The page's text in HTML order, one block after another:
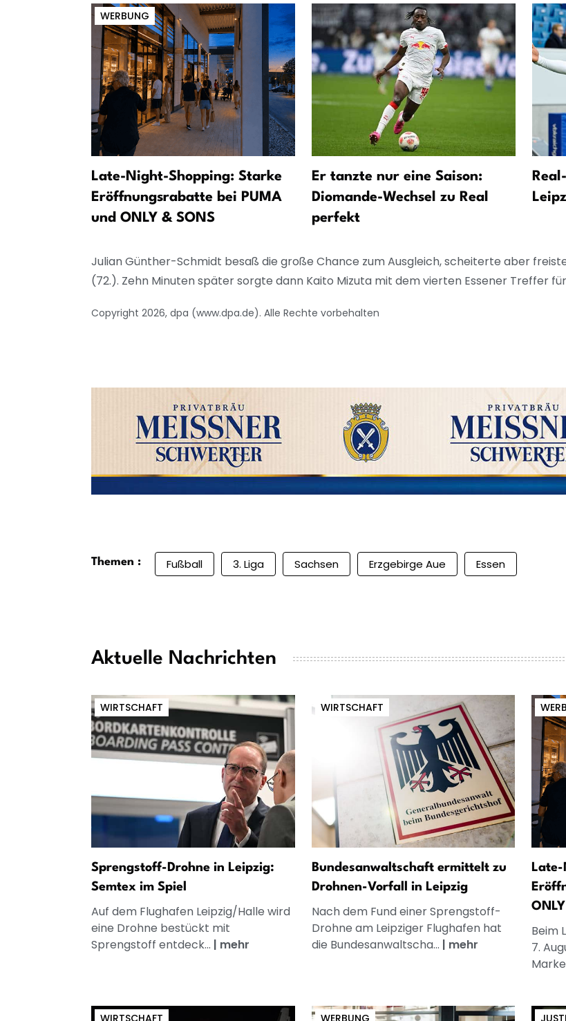
WERBUNG
Late-Night-Shopping: Starke
Eröffnungsrabatte bei PUMA
und ONLY & SONS
Er tanzte nur eine Saison:
Diomande-Wechsel zu Real
perfekt
Julian Günther-Schmidt besaß die große Chance zum Ausgleich, scheiterte aber
(72.). Zehn Minuten später sorgte dann Kaito Mizuta mit dem vierten Essener Treffer
Copyright 2026, dpa (www.dpa.de). Alle Rechte vorbehalten
Themen : Fußball 3. Liga Sachsen Erzgebirge Aue Essen
Aktuelle Nachrichten
WIRTSCHAFT
Sprengstoff-Drohne in Leipzig:
Semtex im Spiel
Auf dem Flughafen Leipzig/Halle wird
eine Drohne bestückt mit
Sprengstoff entdeck... | mehr
WIRTSCHAFT
Bundesanwaltschaft ermittelt zu
Drohnen-Vorfall in Leipzig
Nach dem Fund einer Sprengstoff-
Drohne am Leipziger Flughafen hat
die Bundesanwaltscha... | mehr
Beim
7.
WIRTSCHAFT WERBUNG